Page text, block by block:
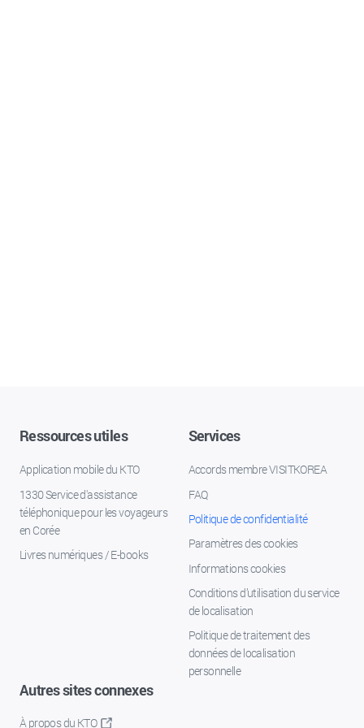
Ressources utiles
Application mobile du KTO
1330 Service d'assistance
téléphonique pour les voyageurs
en Corée
Livres numériques / E-books
Services
Accords membre VISITKOREA
FAQ
Politique de confidentialité
Paramètres des cookies
Informations cookies
Conditions d’utilisation du service
de localisation
Politique de traitement des
données de localisation
personnelle
Autres sites connexes
À propos du KTO